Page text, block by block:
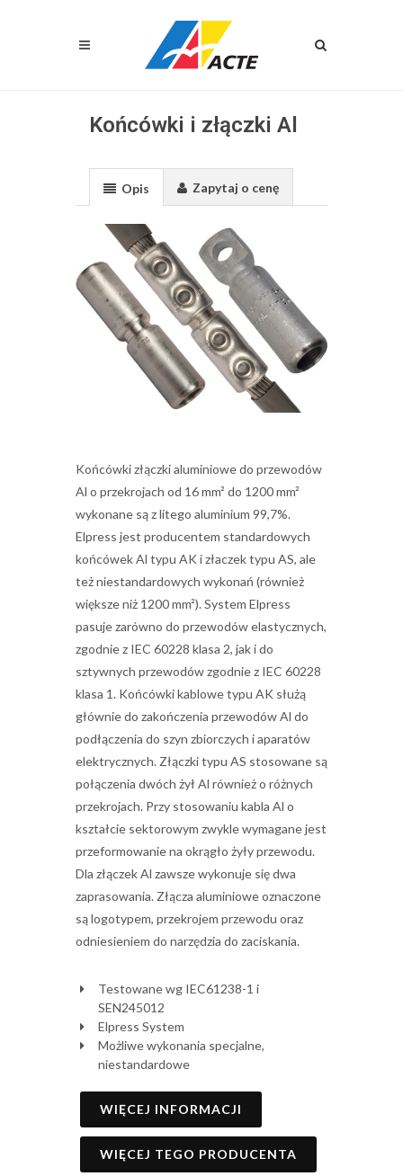
Końcówki i złączki Al
Opis Zapytaj o cenę
Końcówki złączki aluminiowe do przewodów
Al o przekrojach od 16 mm² do 1200 mm²
wykonane są z litego aluminium 99,7%.
Elpress jest producentem standardowych
końcówek Al typu AK i złaczek typu AS, ale
też niestandardowych wykonań (również
większe niż 1200 mm²). System Elpress
pasuje zarówno do przewodów elastycznych,
zgodnie z IEC 60228 klasa 2, jak i do
sztywnych przewodów zgodnie z IEC 60228
klasa 1. Końcówki kablowe typu AK służą
głównie do zakończenia przewodów Al do
podłączenia do szyn zbiorczych i aparatów
elektrycznych. Złączki typu AS stosowane są
połączenia dwóch żył Al również o różnych
przekrojach. Przy stosowaniu kabla Al o
kształcie sektorowym zwykle wymagane jest
przeformowanie na okrągło żyły przewodu.
Dla złączek Al zawsze wykonuje się dwa
zaprasowania. Złącza aluminiowe oznaczone
są logotypem, przekrojem przewodu oraz
odniesieniem do narzędzia do zaciskania.
Testowane wg IEC61238-1 i
SEN245012
Elpress System
Możliwe wykonania specjalne,
niestandardowe
WIĘCEJ INFORMACJI
WIĘCEJ TEGO PRODUCENTA